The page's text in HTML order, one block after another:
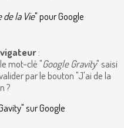
de la Vie" pour Google
:
mot-clé "Google Gravity" saisi
par le bouton "J'ai de la
?
sur Google